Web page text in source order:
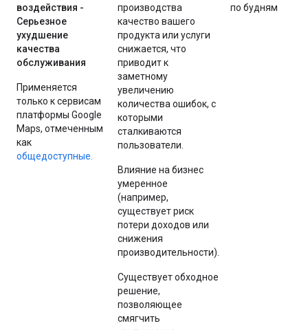
воздействия -
Серьезное
ухудшение
качества
обслуживания
Применяется
только к сервисам
платформы Google
Maps, отмеченным
как
общедоступные.
производства
качество вашего
продукта или услуги
снижается, что
приводит к
заметному
увеличению
количества ошибок, с
которыми
сталкиваются
пользователи.
Влияние на бизнес
умеренное
(например,
существует риск
потери доходов или
снижения
производительности).
Существует обходное
решение,
позволяющее
смягчить
по будням